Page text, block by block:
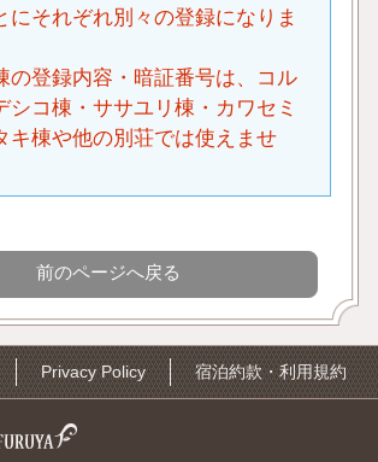
それぞれ別々の登録になりま
の登録内容・暗証番号は、コル
シコ棟・ササユリ棟・カワセミ
キ棟や他の別荘では使えませ
Privacy Policy 宿泊約款・利用規約